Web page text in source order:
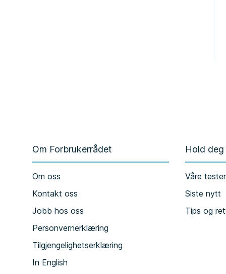
Om Forbrukerrådet
Om oss
Kontakt oss
Jobb hos oss
Personvernerklæring
Tilgjengelighetserklæring
In English
Hold
Våre tester
Siste nytt
Tips og